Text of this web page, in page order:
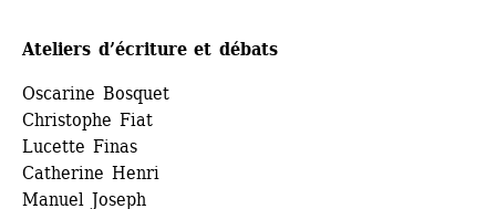
Ateliers d’écriture et débats
Oscarine Bosquet
Christophe Fiat
Lucette Finas
Catherine Henri
Manuel Joseph